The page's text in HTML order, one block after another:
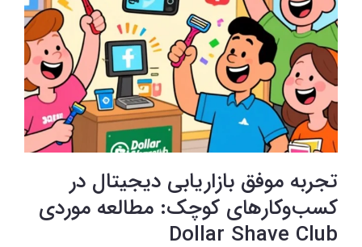
تجربه موفق بازاریابی دیجیتال در
کسب‌وکارهای کوچک: مطالعه موردی
Dollar Shave Club